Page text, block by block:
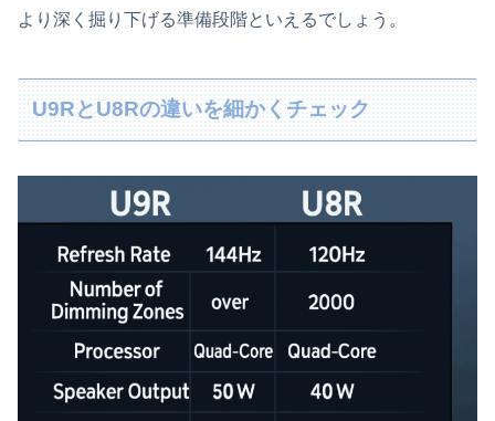
より深く掘り下げる準備段階といえるでしょう。
U9RとU8Rの違いを細かくチェック